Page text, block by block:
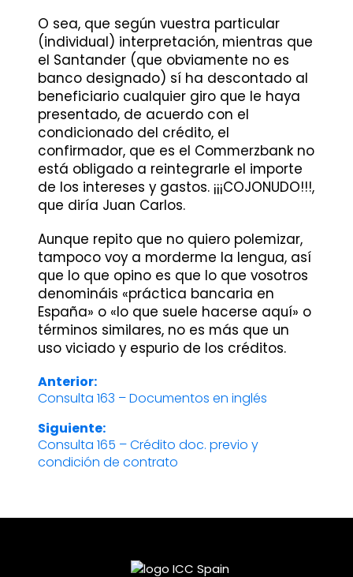
O sea, que según vuestra particular
(individual) interpretación, mientras que
el Santander (que obviamente no es
banco designado) sí ha descontado al
beneficiario cualquier giro que le haya
presentado, de acuerdo con el
condicionado del crédito, el
confirmador, que es el Commerzbank no
está obligado a reintegrarle el importe
de los intereses y gastos. ¡¡¡COJONUDO!!!,
que diría Juan Carlos.
Aunque repito que no quiero polemizar,
tampoco voy a morderme la lengua, así
que lo que opino es que lo que vosotros
denomináis «práctica bancaria en
España» o «lo que suele hacerse aquí» o
términos similares, no es más que un
uso viciado y espurio de los créditos.
Navegación
de
entradas
Anterior:
Entrada
Consulta 163 – Documentos en inglés
Siguiente:
Entrada
siguiente:
Consulta 165 – Crédito doc. previo y
condición de contrato